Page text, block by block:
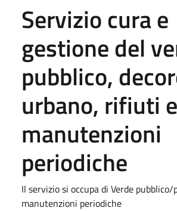
Servizio cura e
gestione del
pubblico,
urbano, rifiuti e
manutenzioni
periodiche
Il servizio si occupa di Verde
manutenzioni periodiche